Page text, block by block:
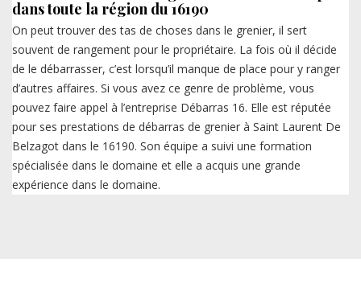
dans toute la région du 16190
On peut trouver des tas de choses dans le grenier, il sert
souvent de rangement pour le propriétaire. La fois où il décide
de le débarrasser, c’est lorsqu’il manque de place pour y ranger
d’autres affaires. Si vous avez ce genre de problème, vous
pouvez faire appel à l’entreprise Débarras 16. Elle est réputée
pour ses prestations de débarras de grenier à Saint Laurent De
Belzagot dans le 16190. Son équipe a suivi une formation
spécialisée dans le domaine et elle a acquis une grande
expérience dans le domaine.